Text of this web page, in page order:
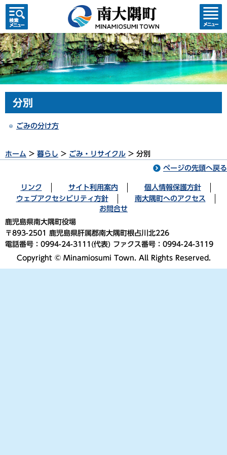
検索・
共通メ
ニュー
コンテ
ンツメ
ニュー
分別
ごみの分け方
ホーム > 暮らし > ごみ・リサイクル > 分別
ページの先頭へ戻る
リンク サイト利用案内
個人情報保護方針
ウェブアクセシビリティ方針
南大隅町へのアクセス
お問合せ
鹿児島県南大隅町役場
〒893-2501 鹿児島県肝属郡南大隅町根占川北226
電話番号：0994-24-3111(代表) ファクス番号：0994-24-3119
Copyright © Minamiosumi Town. All Rights Reserved.